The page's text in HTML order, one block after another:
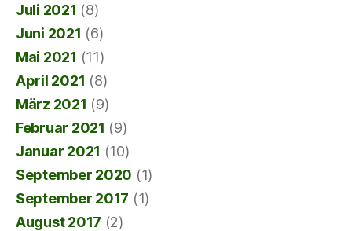
Juli 2021 (8)
Juni 2021 (6)
Mai 2021 (11)
April 2021 (8)
März 2021 (9)
Februar 2021 (9)
Januar 2021 (10)
September 2020 (1)
September 2017 (1)
August 2017 (2)